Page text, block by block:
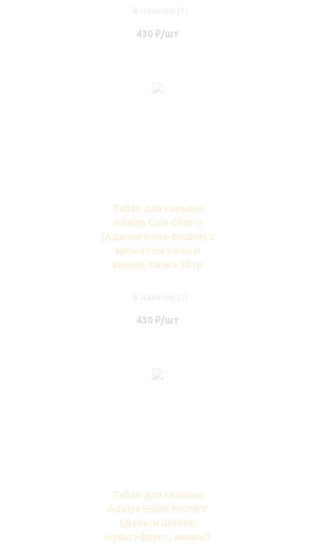
430₽/шт
Табак для кальяна
Adalya Cola Cherry
(Адалия Кола-Вишня) с
ароматом колы и
вишни, пачка 50 гр
430₽/шт
Табак для кальяна
Adalya SHEIK MONEY
(Деньги Шейха:
мультифрукт, ананас)